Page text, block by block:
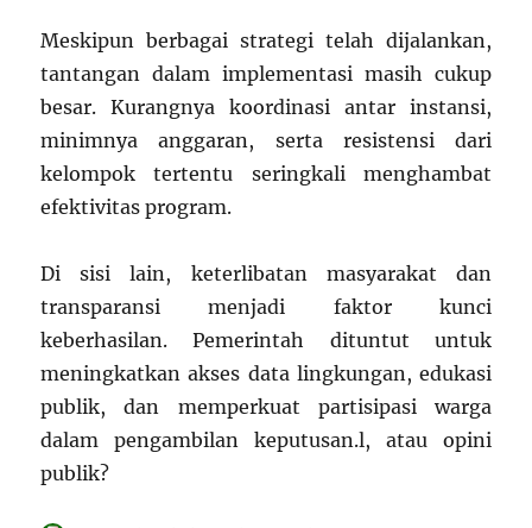
Meskipun berbagai strategi telah dijalankan,
tantangan dalam implementasi masih cukup
besar. Kurangnya koordinasi antar instansi,
minimnya anggaran, serta resistensi dari
kelompok tertentu seringkali menghambat
efektivitas program.
Di sisi lain, keterlibatan masyarakat dan
transparansi menjadi faktor kunci
keberhasilan. Pemerintah dituntut untuk
meningkatkan akses data lingkungan, edukasi
publik, dan memperkuat partisipasi warga
dalam pengambilan keputusan.l, atau opini
publik?